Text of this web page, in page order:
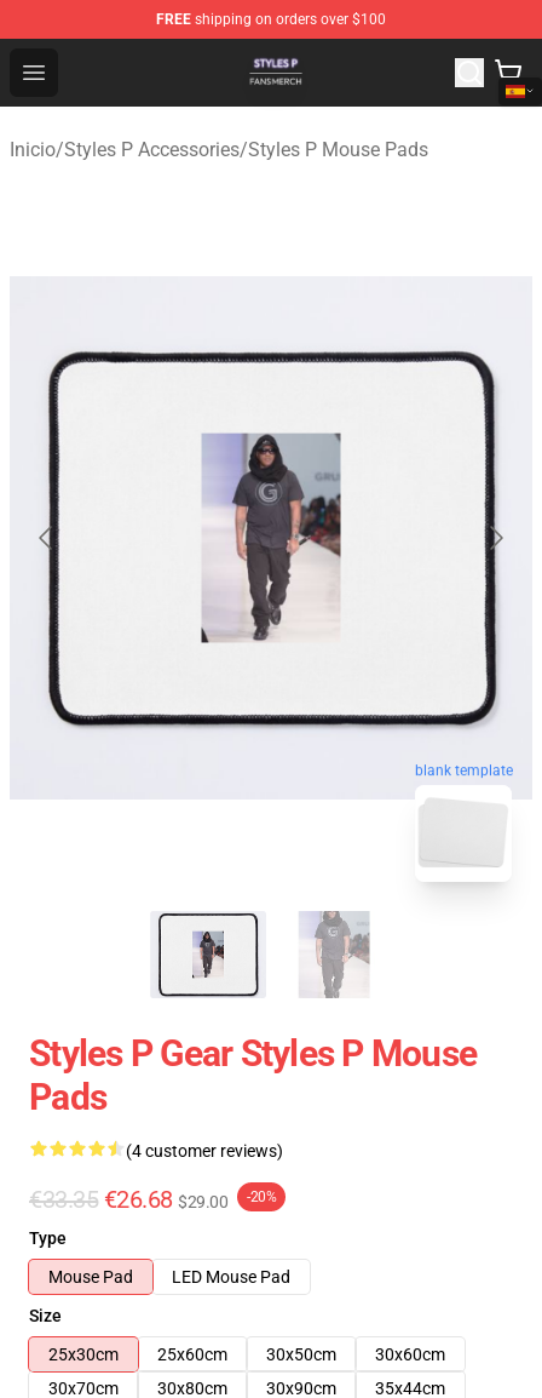
FREE shipping on orders over $100
Open menu
Styles P Shop - Official Styles P Merchandise Store
Inicio/Styles P Accessories/Styles P Mouse Pads
blank template
Styles P Gear Styles P Mouse
Pads
(4 customer reviews)
€33.35 €26.68 $29.00 -20%
Type
Mouse Pad
LED Mouse Pad
Size
25x30cm
25x60cm 30x50cm
30x60cm
30x70cm
30x80cm 30x90cm
35x44cm